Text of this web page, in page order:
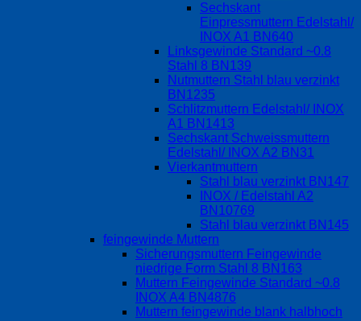
Sechskant
Einpressmuttern Edelstahl/
INOX A1 BN640
Linksgewinde Standard ~0.8
Stahl 8 BN139
Nutmuttern Stahl blau verzinkt
BN1235
Schlitzmuttern Edelstahl/ INOX
A1 BN1413
Sechskant Schweissmuttern
Edelstahl/ INOX A2 BN31
Vierkantmuttern
Stahl blau verzinkt BN147
INOX / Edelstahl A2
BN10769
Stahl blau verzinkt BN145
feingewinde Muttern
Sicherungsmuttern Feingewinde
niedrige Form Stahl 8 BN163
Muttern Feingewinde Standard ~0.8
INOX A4 BN4876
Muttern feingewinde blank halbhoch